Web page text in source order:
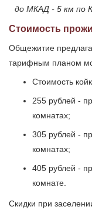
до МКАД - 5 км по
Стоимость
Общежитие
тарифным планом
Стоимость
255 рублей -
комнатах;
305 рублей -
комнатах;
405 рублей -
комнате.
Скидки при